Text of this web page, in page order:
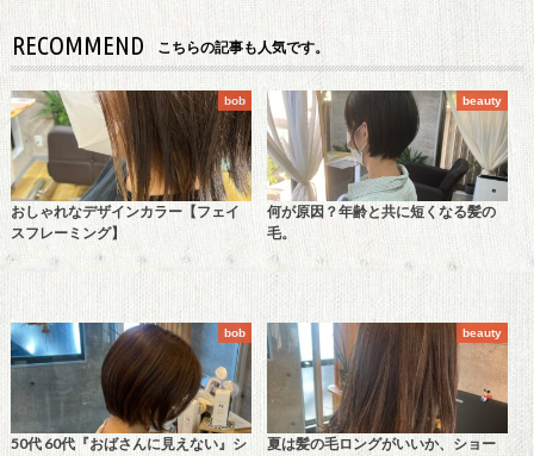
RECOMMEND こちらの記事も人気です。
bob
おしゃれなデザインカラー【フェイ
スフレーミング】
beauty
何が原因？年齢と共に短くなる髪の
毛。
bob
50代 60代『おばさんに見えない』シ
beauty
夏は髪の毛ロングがいいか、ショー